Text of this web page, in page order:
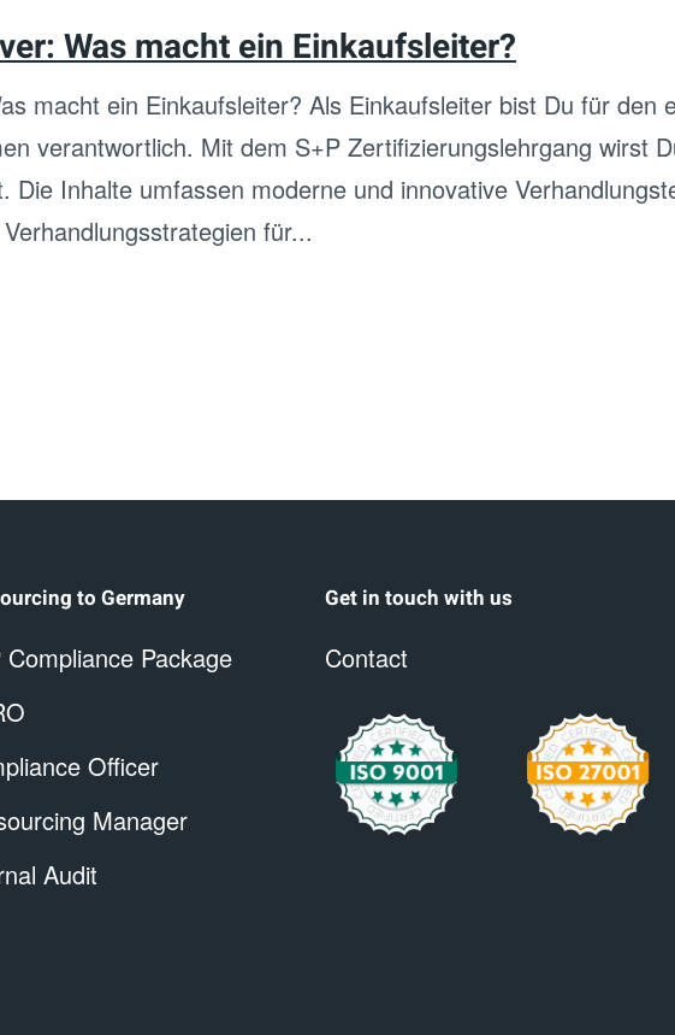
Was macht ein Einkaufsleiter?
macht ein Einkaufsleiter? Als Einkaufsleiter bist Du für den
verantwortlich. Mit dem S+P Zertifizierungslehrgang wirst
Die Inhalte umfassen moderne und innovative
für...
to Germany
Compliance Package
Officer
Manager
Audit
Get in touch with us
Contact